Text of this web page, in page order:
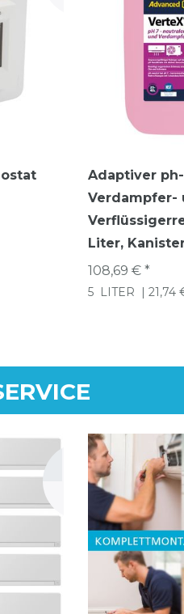
Adaptiver
Verdampfer-
Liter,
108,69 € *
5 LITER | 21,74